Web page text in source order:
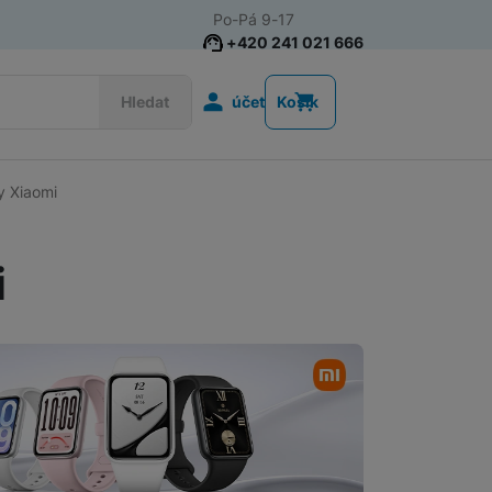
Hledat
+420 241 021 666
Po-Pá 9-17
Uživatelská
účet Košík
Xiaomi